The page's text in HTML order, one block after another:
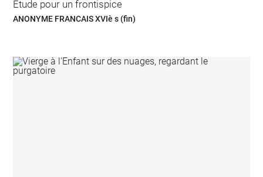
Etude pour un frontispice
ANONYME FRANCAIS XVIè s (fin)